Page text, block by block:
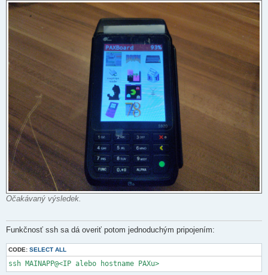
Očakávaný výsledek.
Funkčnosť ssh sa dá overiť potom jednoduchým pripojením:
CODE: SELECT ALL